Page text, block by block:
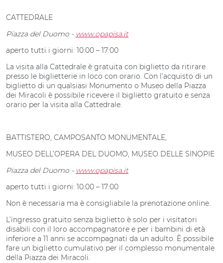
CATTEDRALE
Piazza del Duomo - www.opapisa.it
aperto tutti i giorni: 10:00 – 17:00
La visita alla Cattedrale è gratuita con biglietto da ritirare
presso le biglietterie in loco con orario. Con l’acquisto di un
biglietto di un qualsiasi Monumento o Museo della Piazza
dei Miracoli è possibile ricevere il biglietto gratuito e senza
orario per la visita alla Cattedrale.
BATTISTERO, CAMPOSANTO MONUMENTALE,
MUSEO DELL’OPERA DEL DUOMO, MUSEO DELLE SINOPIE
Piazza del Duomo - www.opapisa.it
aperto tutti i giorni: 10:00 – 17:00
Non è necessaria ma è consigliabile la prenotazione online.
L’ingresso gratuito senza biglietto è solo per i visitatori
disabili con il loro accompagnatore e per i bambini di età
inferiore a 11 anni se accompagnati da un adulto. È possibile
fare un biglietto cumulativo per il complesso monumentale
della Piazza dei Miracoli.